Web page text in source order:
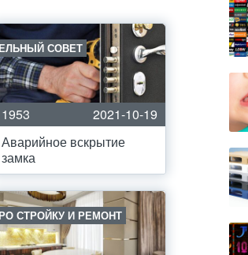
СОВЕТ
1953
2021-10-19
Аварийное вскрытие
замка
СТРОЙКУ И РЕМОНТ